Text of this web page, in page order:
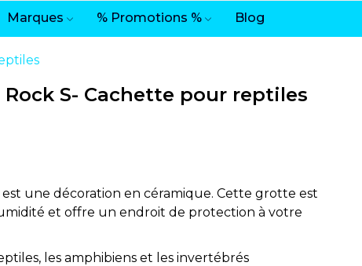
Marques % Promotions % Blog
Rock S- Cachette pour reptiles
est une décoration en céramique. Cette grotte est
et offre un endroit de protection à votre
les amphibiens et les invertébrés